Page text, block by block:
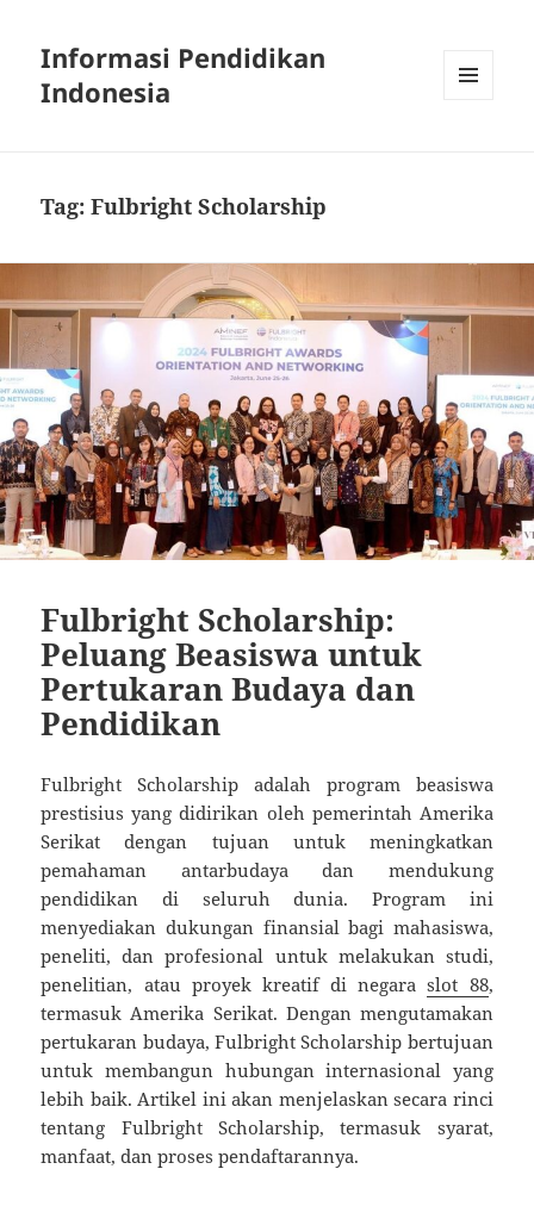
Informasi Pendidikan
Indonesia
Tag:Fulbright Scholarship
Fulbright Scholarship:
Peluang Beasiswa untuk
Pertukaran Budaya dan
Pendidikan
Fulbright Scholarship adalah program beasiswa
prestisius yang didirikan oleh pemerintah Amerika
Serikat dengan tujuan untuk meningkatkan
pemahaman antarbudaya dan mendukung
pendidikan di seluruh dunia. Program ini
menyediakan dukungan finansial bagi mahasiswa,
peneliti, dan profesional untuk melakukan studi,
penelitian, atau proyek kreatif di negaraslot 88,
termasuk Amerika Serikat. Dengan mengutamakan
pertukaran budaya, Fulbright Scholarship bertujuan
untuk membangun hubungan internasional yang
lebih baik. Artikel ini akan menjelaskan secara rinci
tentang Fulbright Scholarship, termasuk syarat,
manfaat, dan proses pendaftarannya.